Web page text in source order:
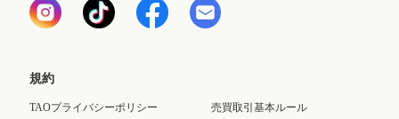
規約
TAOプライバシーポリシー 売買取引基本ルール